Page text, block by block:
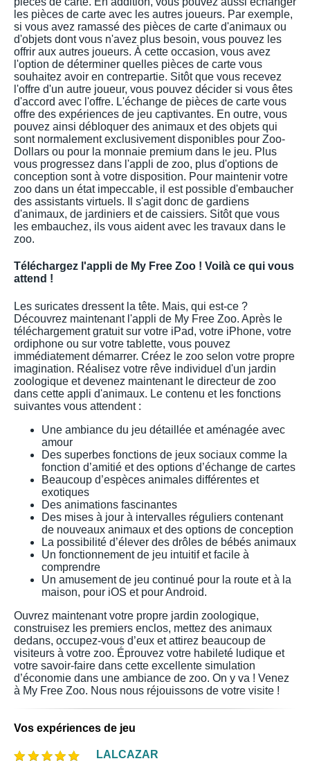
les pièces de carte avec les autres joueurs. Par exemple,
si vous avez ramassé des pièces de carte d'animaux ou
d'objets dont vous n'avez plus besoin, vous pouvez les
offrir aux autres joueurs. À cette occasion, vous avez
l'option de déterminer quelles pièces de carte vous
souhaitez avoir en contrepartie. Sitôt que vous recevez
l'offre d'un autre joueur, vous pouvez décider si vous êtes
d'accord avec l'offre. L'échange de pièces de carte vous
offre des expériences de jeu captivantes. En outre, vous
pouvez ainsi débloquer des animaux et des objets qui
sont normalement exclusivement disponibles pour Zoo-
Dollars ou pour la monnaie premium dans le jeu. Plus
vous progressez dans l'appli de zoo, plus d'options de
conception sont à votre disposition. Pour maintenir votre
zoo dans un état impeccable, il est possible d'embaucher
des assistants virtuels. Il s'agit donc de gardiens
d'animaux, de jardiniers et de caissiers. Sitôt que vous
les embauchez, ils vous aident avec les travaux dans le
zoo.
Téléchargez l'appli de My Free Zoo ! Voilà ce qui vous
attend !
Les suricates dressent la tête. Mais, qui est-ce ?
Découvrez maintenant l'appli de My Free Zoo. Après le
téléchargement gratuit sur votre iPad, votre iPhone, votre
ordiphone ou sur votre tablette, vous pouvez
immédiatement démarrer. Créez le zoo selon votre propre
imagination. Réalisez votre rêve individuel d'un jardin
zoologique et devenez maintenant le directeur de zoo
dans cette appli d'animaux. Le contenu et les fonctions
suivantes vous attendent :
Une ambiance du jeu détaillée et aménagée avec
amour
Des superbes fonctions de jeux sociaux comme la
fonction d’amitié et des options d’échange de cartes
Beaucoup d’espèces animales différentes et
exotiques
Des animations fascinantes
Des mises à jour à intervalles réguliers contenant
de nouveaux animaux et des options de conception
La possibilité d’élever des drôles de bébés animaux
Un fonctionnement de jeu intuitif et facile à
comprendre
Un amusement de jeu continué pour la route et à la
maison, pour iOS et pour Android.
Ouvrez maintenant votre propre jardin zoologique,
construisez les premiers enclos, mettez des animaux
dedans, occupez-vous d’eux et attirez beaucoup de
visiteurs à votre zoo. Éprouvez votre habileté ludique et
votre savoir-faire dans cette excellente simulation
d’économie dans une ambiance de zoo. On y va ! Venez
à My Free Zoo. Nous nous réjouissons de votre visite !
Vos expériences de jeu
LALCAZAR